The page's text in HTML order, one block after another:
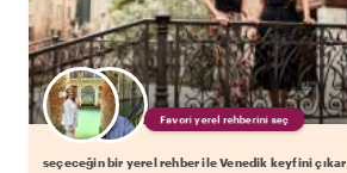
Favori yerel rehberini seç
seçeceğin bir yerel rehber ile Venedik keyfini çıkar